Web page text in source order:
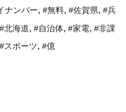
ナンバー, #無料, #佐賀県, #兵
#北海道, #自治体, #家電, #非課
#スポーツ, #億